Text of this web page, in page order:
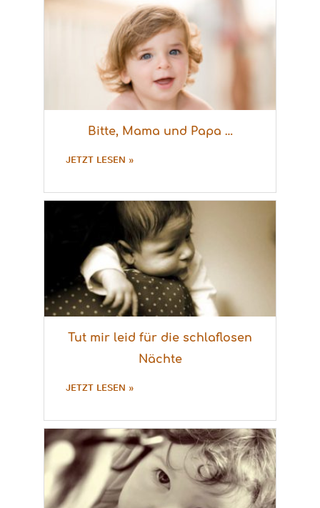
Bitte, Mama und Papa …
JETZT LESEN »
Tut mir leid für die schlaflosen
Nächte
JETZT LESEN »